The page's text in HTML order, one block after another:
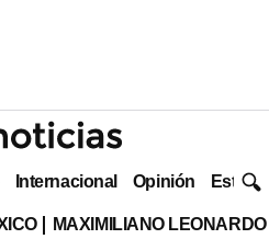
Internacional Opinión Estilo
MAXIMILIANO